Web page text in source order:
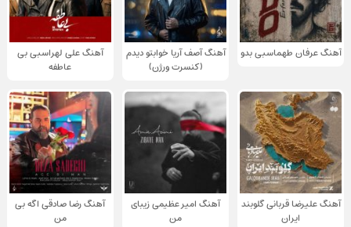
آهنگ عرفان طهماسبی بدو
آهنگ آصف آریا خوابتو دیدم
(کنسرت ورژن)
آهنگ علی لهراسبی بی
عاطفه
آهنگ علیرضا قربانی گلوبند
ایران
آهنگ امیر عظیمی زیبای
من
آهنگ رضا صادقی اگه بی
من